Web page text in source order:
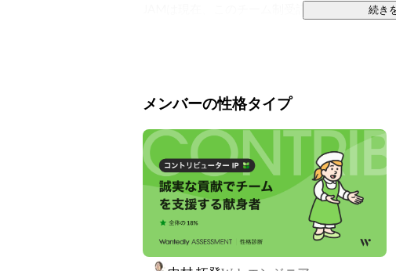
JAMは現在、このチーム制受託開発を最優先事
・それぞれが技術を習得するためにお互いが補
・売れる商品を世に展開して、全員が大きな対
のようにみんなで手を取り合って自身と会社を
今回の募集は一緒に自社サービスを作ってい
ていただける方にぜひ来ていただきたいと思っ
続き
メンバーの性格タイプ